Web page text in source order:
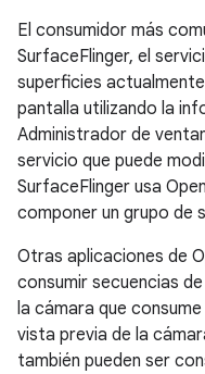
El consumidor más
SurfaceFlinger, el
superficies
pantalla utilizando la
Administrador de
servicio que puede
SurfaceFlinger usa
componer un grupo de
Otras aplicaciones de
consumir secuencias
la cámara que
vista previa de la
también pueden ser